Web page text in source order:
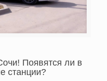
Появятся ли в
станции?